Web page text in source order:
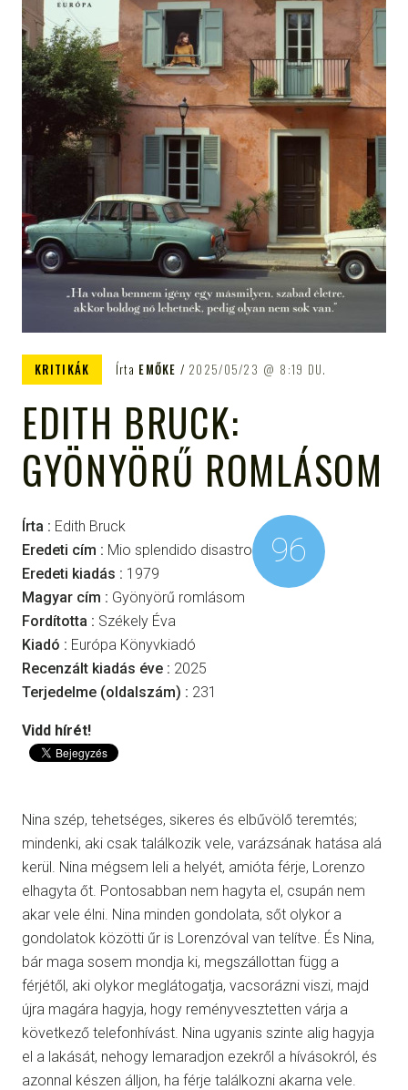
KRITIKÁK Írta EMŐKE 2025/05/23 8:19 DU.
EDITH BRUCK:
GYÖNYÖRŰ ROMLÁSOM
Írta : Edith Bruck
Eredeti cím : Mio splendido disastro
Eredeti kiadás : 1979
Magyar cím : Gyönyörű romlásom
Fordította : Székely Éva
Kiadó : Európa Könyvkiadó
Recenzált kiadás éve : 2025
Terjedelme (oldalszám) : 231
96
Vidd hírét!
Nina szép, tehetséges, sikeres és elbűvölő teremtés;
mindenki, aki csak találkozik vele, varázsának hatása alá
kerül. Nina mégsem leli a helyét, amióta férje, Lorenzo
elhagyta őt. Pontosabban nem hagyta el, csupán nem
akar vele élni. Nina minden gondolata, sőt olykor a
gondolatok közötti űr is Lorenzóval van telítve. És Nina,
bár maga sosem mondja ki, megszállottan függ a
férjétől, aki olykor meglátogatja, vacsorázni viszi, majd
újra magára hagyja, hogy reményvesztetten várja a
következő telefonhívást. Nina ugyanis szinte alig hagyja
el a lakását, nehogy lemaradjon ezekről a hívásokról, és
azonnal készen álljon, ha férje találkozni akarna vele.